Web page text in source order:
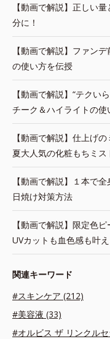
【動画で解説】正しい
分に！
【動画で解説】ファン
の使い方を伝授
【動画で解説】“テクい
チーク＆ハイライトの使
【動画で解説】仕上げ
夏大人気の化粧もちミス
【動画で解説】１本で
日焼け対策方法
【動画で解説】限定色
UVカットも血色感も叶
関連キーワード
#スキンケア (212)
#美容液 (33)
#オルビス ザ リンクル